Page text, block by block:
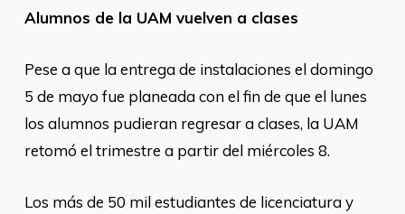
Alumnos de la UAM vuelven a clases
Pese a que la entrega de instalaciones el domingo
5 de mayo fue planeada con el fin de que el lunes
los alumnos pudieran regresar a clases, la UAM
retomó el trimestre a partir del miércoles 8.
Los más de 50 mil estudiantes de licenciatura y